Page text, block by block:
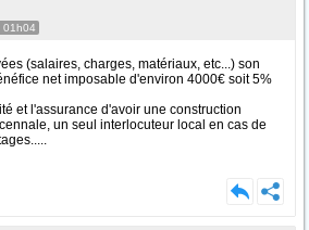
01h04
(salaires, charges, matériaux, etc...) son
net imposable d'environ 4000€ soit 5%
et l'assurance d'avoir une construction
un seul interlocuteur local en cas de